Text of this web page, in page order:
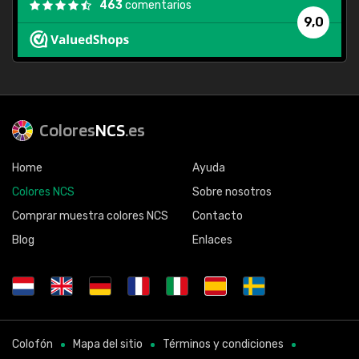
9,0
463comentarios
ColoresNCS.es
Home
Colores NCS
Comprar muestra colores NCS
Blog
Ayuda
Sobre nosotros
Contacto
Enlaces
Colofón Mapa del sitio Términos y condiciones